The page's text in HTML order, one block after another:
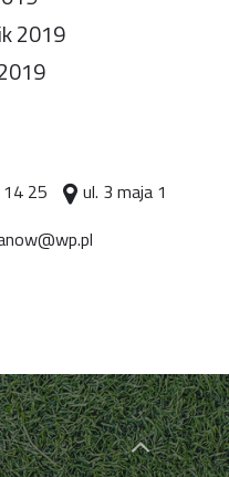
2019
25
ul. 3 maja 1